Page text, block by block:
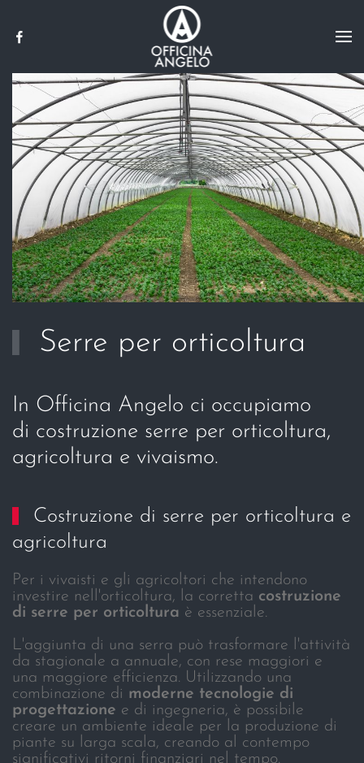
Skip to main content
Serre per orticoltura
In Officina Angelo ci occupiamo
di costruzione serre per orticoltura,
agricoltura e vivaismo.
Costruzione di serre per orticoltura e
agricoltura
Per i vivaisti e gli agricoltori che intendono
investire nell'orticoltura, la corretta costruzione
di serre per orticoltura è essenziale.
L'aggiunta di una serra può trasformare l'attività
da stagionale a annuale, con rese maggiori e
una maggiore efficienza. Utilizzando una
combinazione di moderne tecnologie di
progettazione e di ingegneria, è possibile
creare un ambiente ideale per la produzione di
piante su larga scala, creando al contempo
significativi ritorni finanziari nel tempo.